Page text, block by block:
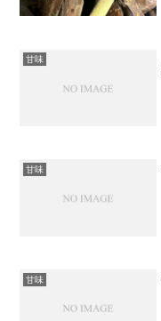
甘味
甘味
甘味